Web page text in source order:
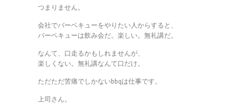
つまりません。
会社でバーベキューをやりたい人からすると、
バーベキューは飲み会だ。楽しい。無礼講だ。
なんて、口走るかもしれませんが、
楽しくない。無礼講なんて口だけ。
ただただ苦痛でしかないbbqは仕事です。
上司さん。